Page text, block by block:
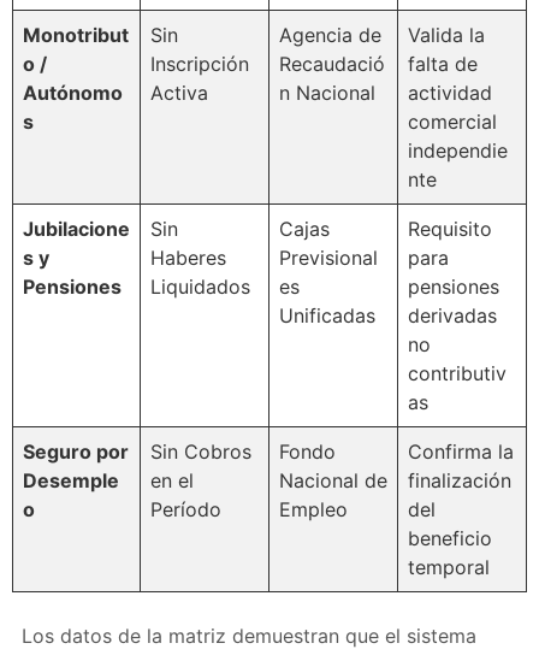
Monotribut
o /
Autónomo
s
Sin
Inscripción
Activa
Agencia de
Recaudació
n Nacional
Valida la
falta de
actividad
comercial
independie
nte
Jubilacione
s y
Pensiones
Sin
Haberes
Liquidados
Cajas
Previsional
es
Unificadas
Requisito
para
pensiones
derivadas
no
contributiv
as
Seguro por
Desemple
o
Sin Cobros
en el
Período
Fondo
Nacional de
Empleo
Confirma la
finalización
del
beneficio
temporal
Los datos de la matriz demuestran que el sistema